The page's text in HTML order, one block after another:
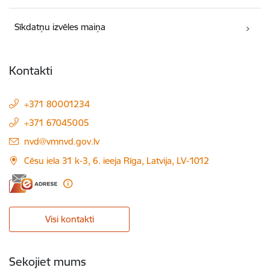
Sīkdatņu izvēles maiņa
Kontakti
+371 80001234
+371 67045005
E-pasts:
nvd@vmnvd.gov.lv
Cēsu iela 31 k-3, 6. ieeja Rīga, Latvija, LV-1012
Visi kontakti
Sekojiet mums